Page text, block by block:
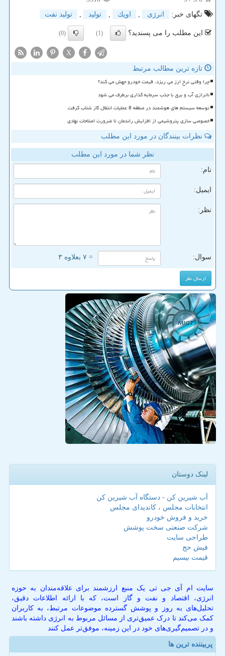
تگهای خبر:
انرژی , اوپك , تولید , تولید نفت
این مطلب را می پسندید؟ (1)
(0)
X
تازه ترین مطالب مرتبط
چرا وقتی نرخ ارز می ریزد، قیمت خودرو جهش می کند؟
ناترازی آب و برق با جذب سرمایه گذاری برطرف می شود
توسعه سیستم های هوشمند در منطقه 8 عملیات انتقال گاز شتاب گرفت
خصوصی سازی پتروشیمی از افزایش راندمان تا ضرورت اصلاحات نهادی
نظرات بینندگان در مورد این مطلب
نظر شما در مورد این مطلب
نام:
ایمیل:
نظر:
سوال: = ۷ بعلاوه ۳
لینک دوستان
آب شیرین کن - دستگاه آب شیرین کن
انتخابات مجلس ، کاندیدای مجلس
خرید و فروش خودرو
شرکت صنعتی سخت پوشش
طراحی سایت
فیش حج
قیمت بیسیم
سایت ام آی جی تی یک منبع ارزشمند برای علاقه‌مندان به حوزه
انرژی، اقتصاد و نفت و گاز است، که با ارائه اطلاعات دقیق،
تحلیل‌های به روز و پوشش گسترده موضوعات مرتبط، به کاربران
کمک می‌کند تا درک عمیق‌تری از مسائل مربوط به انرژی داشته باشند
و در تصمیم‌گیری‌های خود در این زمینه، موفق‌تر عمل کنند
پربیننده ترین ها